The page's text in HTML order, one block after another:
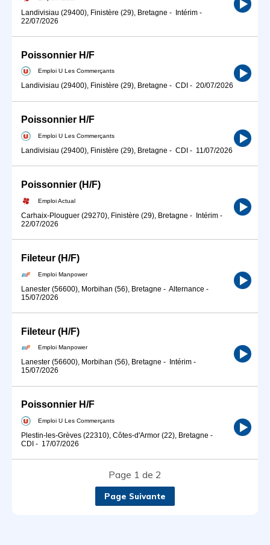
Landivisiau (29400), Finistère (29), Bretagne - Intérim -
22/07/2026
Poissonnier H/F
Emploi U Les Commerçants
Landivisiau (29400), Finistère (29), Bretagne - CDI - 20/07/2026
Poissonnier H/F
Emploi U Les Commerçants
Landivisiau (29400), Finistère (29), Bretagne - CDI - 11/07/2026
Poissonnier (H/F)
Emploi Actual
Carhaix-Plouguer (29270), Finistère (29), Bretagne - Intérim -
22/07/2026
Fileteur (H/F)
Emploi Manpower
Lanester (56600), Morbihan (56), Bretagne - Alternance -
15/07/2026
Fileteur (H/F)
Emploi Manpower
Lanester (56600), Morbihan (56), Bretagne - Intérim -
15/07/2026
Poissonnier H/F
Emploi U Les Commerçants
Plestin-les-Grèves (22310), Côtes-d'Armor (22), Bretagne -
CDI - 17/07/2026
Page 1 de 2
Page Suivante